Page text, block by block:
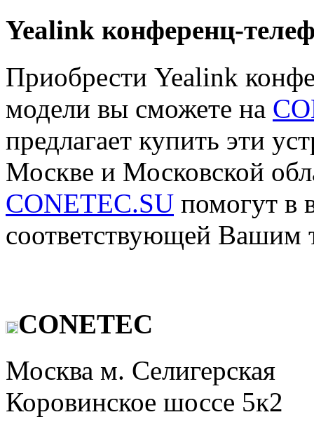
Yealink конференц-
Приобрести Yealink
модели вы сможете на
предлагает купить эти
Москве и Московской
CONETEC.SU помогут в
соответствующей Вашим
CONETEC
Москва м. Селигерская
Коровинское шоссе 5к2